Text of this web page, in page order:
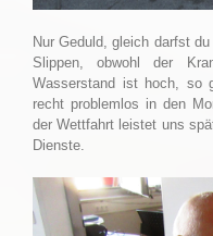
Nur Geduld, gleich darfst
Slippen, obwohl der
Wasserstand ist hoch, so
recht problemlos in den
der Wettfahrt leistet uns
Dienste.